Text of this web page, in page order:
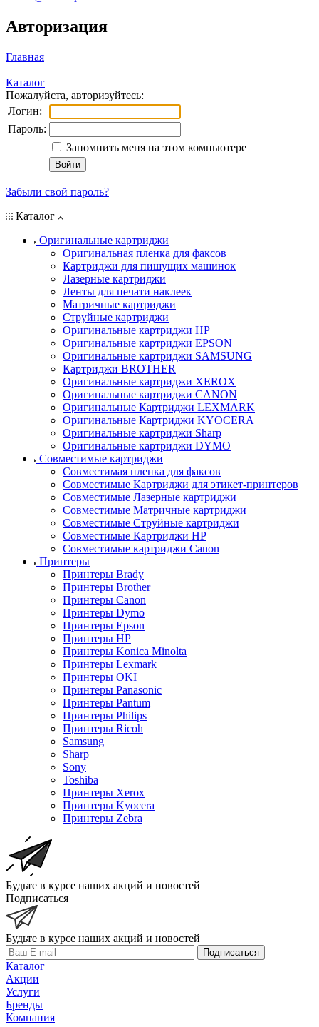
Авторизация
Главная
—
Каталог
Пожалуйста, авторизуйтесь:
Логин:
Пароль:
Запомнить меня на этом компьютере
Забыли свой пароль?
Каталог
Оригинальные картриджи
Оригинальная пленка для факсов
Картриджи для пишущих машинок
Лазерные картриджи
Ленты для печати наклеек
Матричные картриджи
Струйные картриджи
Оригинальные картриджи HP
Оригинальные картриджи EPSON
Оригинальные картриджи SAMSUNG
Картриджи BROTHER
Оригинальные картриджи XEROX
Оригинальные картриджи CANON
Оригинальные Картриджи LEXMARK
Оригинальные Картриджи KYOCERA
Оригинальные картриджи Sharp
Оригинальные картриджи DYMO
Совместимые картриджи
Совместимая пленка для факсов
Совместимые Картриджи для этикет-принтеров
Совместимые Лазерные картриджи
Совместимые Матричные картриджи
Совместимые Струйные картриджи
Совместимые Картриджи HP
Совместимые картриджи Canon
Принтеры
Принтеры Brady
Принтеры Brother
Принтеры Canon
Принтеры Dymo
Принтеры Epson
Принтеры HP
Принтеры Konica Minolta
Принтеры Lexmark
Принтеры OKI
Принтеры Panasonic
Принтеры Pantum
Принтеры Philips
Принтеры Ricoh
Samsung
Sharp
Sony
Toshiba
Принтеры Xerox
Принтеры Kyocera
Принтеры Zebra
Будьте в курсе наших акций и новостей
Подписаться
Будьте в курсе наших акций и новостей
Подписаться
Каталог
Акции
Услуги
Бренды
Компания